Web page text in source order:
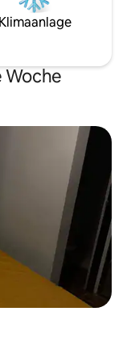
Klimaanlage
Woche